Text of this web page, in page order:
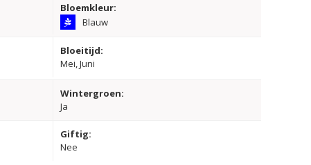
Bloemkleur:
Blauw
Bloeitijd:
Mei, Juni
Wintergroen:
Ja
Giftig:
Nee